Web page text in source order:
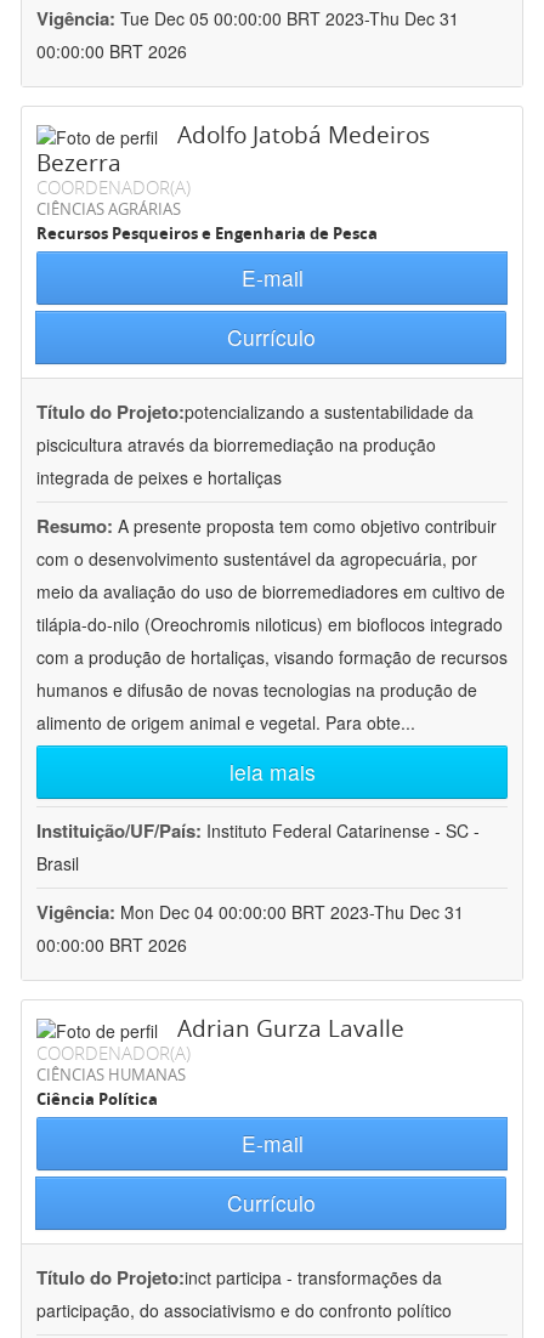
Vigência: Tue Dec 05 00:00:00 BRT 2023-Thu Dec 31
00:00:00 BRT 2026
Adolfo Jatobá Medeiros
Bezerra
COORDENADOR(A)
CIÊNCIAS AGRÁRIAS
Recursos Pesqueiros e Engenharia de Pesca
E-mail
Currículo
Título do Projeto:potencializando a sustentabilidade da
piscicultura através da biorremediação na produção
integrada de peixes e hortaliças
Resumo: A presente proposta tem como objetivo contribuir
com o desenvolvimento sustentável da agropecuária, por
meio da avaliação do uso de biorremediadores em cultivo de
tilápia-do-nilo (Oreochromis niloticus) em bioflocos integrado
com a produção de hortaliças, visando formação de recursos
humanos e difusão de novas tecnologias na produção de
alimento de origem animal e vegetal. Para obte...
leia mais
Instituição/UF/País: Instituto Federal Catarinense - SC -
Brasil
Vigência: Mon Dec 04 00:00:00 BRT 2023-Thu Dec 31
00:00:00 BRT 2026
Adrian Gurza Lavalle
COORDENADOR(A)
CIÊNCIAS HUMANAS
Ciência Política
E-mail
Currículo
Título do Projeto:inct participa - transformações da
participação, do associativismo e do confronto político